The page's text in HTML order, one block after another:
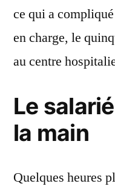
ce qui a
en charge, le
au centre
Le
la main
Quelques heures